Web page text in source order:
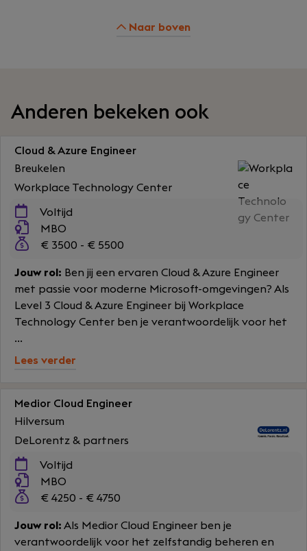
Naar boven
Anderen bekeken ook
Cloud & Azure Engineer
Breukelen
Workplace Technology Center
Voltijd
MBO
€ 3500 - € 5500
Jouw rol: Ben jij een ervaren Cloud & Azure Engineer
met passie voor moderne Microsoft-omgevingen? Als
Level 3 Cloud & Azure Engineer bij Workplace
Technology Center ben je verantwoordelijk voor het
...
Lees verder
Medior Cloud Engineer
Hilversum
DeLorentz & partners
Voltijd
MBO
€ 4250 - € 4750
Jouw rol: Als Medior Cloud Engineer ben je
verantwoordelijk voor het zelfstandig beheren en